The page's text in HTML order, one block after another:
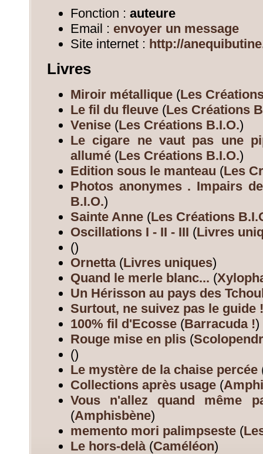
Fonction : auteure
Email : envoyer un message
Site internet : http://
Livres
Miroir métallique (Les
Le fil du fleuve (Les Créations
Venise (Les Créations B.I.O.)
Le cigare ne vaut pas une
allumé (Les Créations B.I.O.)
Edition sous le manteau (Les
Photos anonymes . Impairs
B.I.O.)
Sainte Anne (Les Créations
Oscillations I - II - III (Livres
()
Ornetta(Livres uniques)
Quand le merle blanc... (
Un Hérisson au pays des
Surtout, ne suivez pas le guide !
100% fil d'Ecosse (Barracuda !)
Rouge mise en plis (
()
Le mystère de la chaise percée
Collections après usage (
Vous n'allez quand même
(Amphisbène)
memento mori palimpseste (
Le hors-delà(Caméléon)